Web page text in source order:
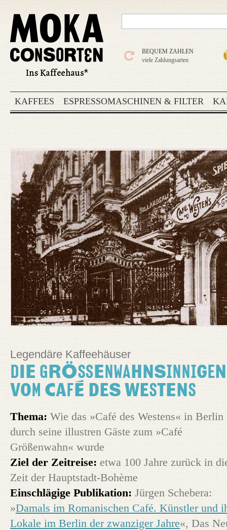
BEQUEM ZAHLEN
viele Zahlungsarten
KAFFEES ESPRESSOMASCHINEN & FILTER
Legendäre Kaffeehäuser
Die Größenwahnsinnigen
vom Café des Westens
Thema: Wie das »Café des Westens« in Berlin
durch seine illustren Gäste zum »Café
Größenwahn« wurde
Ziel der Zeitreise: etwa 100 Jahre zurück in
Zeit der Hauptstadt-Bohème
Einschlägige Publikation: Jürgen Schebera:
»Damals im Romanischen Café. Künstler und
Lokale im Berlin der zwanziger Jahre«, Das